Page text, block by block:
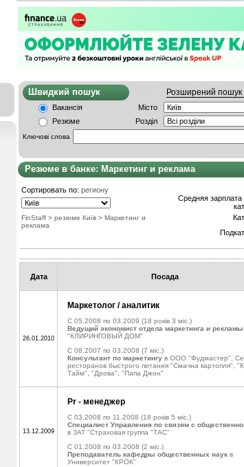
Швидкий пошук Розширений
Вакансія
Місто
Резюме
Розділ
Ключові слова
Резюме в банке: Маркетинг и реклама
Сортировать по: региону
FinStaff > резюме Київ > Маркетинг и
реклама
Средняя зарплата
Дата Посада
26.01.2010
Маркетолог / аналитик
C 05.2008 по 03.2009 (18 років 3 міс.)
Ведущий экономист отдела маркетинга и рекламы
"КЛИРИНГОВЫЙ ДОМ"
C 08.2007 по 03.2008 (7 міс.)
Консультант по маркетингу в ООО "Фудмастер",
ресторанов быстрого питания "Смачна картопля",
Тайм", "Дрова", "Папа Джон"
13.12.2009
Pr - менеджер
C 03.2008 по 11.2008 (18 років 5 міс.)
Специалист Управления по связям с
в ЗАТ "Страховая группа "ТАС"
C 01.2008 по 03.2008 (2 міс.)
Преподаватель кафедры общественных наук в
Университет "КРОК"